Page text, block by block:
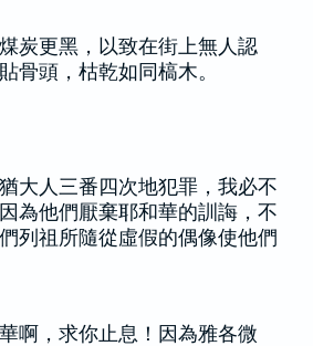
炭更黑，以致在街上無人認
骨頭，枯乾如同槁木。
大人三番四次地犯罪，我必不
為他們厭棄耶和華的訓誨，不
列祖所隨從虛假的偶像使他們
啊，求你止息！因為雅各微